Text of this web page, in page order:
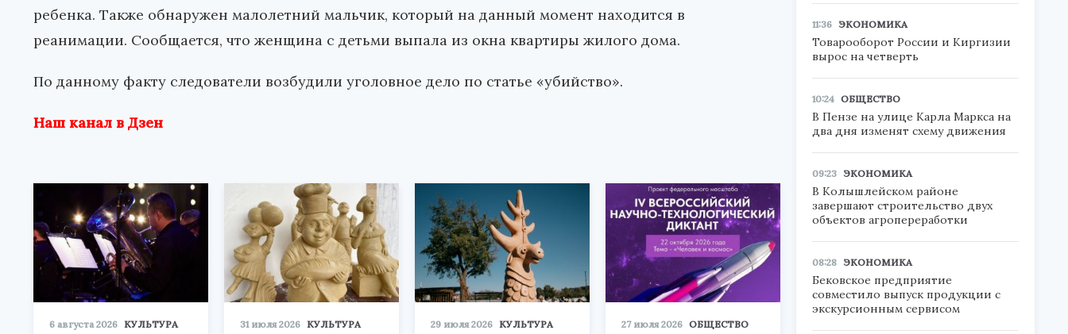
ребенка. Также обнаружен малолетний мальчик, который на данный момент находится в
реанимации. Сообщается, что женщина с детьми выпала из окна квартиры жилого дома.
По данному факту следователи возбудили уголовное дело по статье «убийство».
Наш канал в Дзен
6 августа 2026 КУЛЬТУРА 31 июля 2026 КУЛЬТУРА 29 июля 2026 КУЛЬТУРА 27 июля 2026 ОБЩЕСТВО
11:36 ЭКОНОМИКА
Товарооборот России и Киргизии
вырос на четверть
10:24 ОБЩЕСТВО
В Пензе на улице Карла Маркса на
два дня изменят схему движения
09:23 ЭКОНОМИКА
В Колышлейском районе
завершают строительство двух
объектов агропереработки
08:28 ЭКОНОМИКА
Бековское предприятие
совместило выпуск продукции с
экскурсионным сервисом